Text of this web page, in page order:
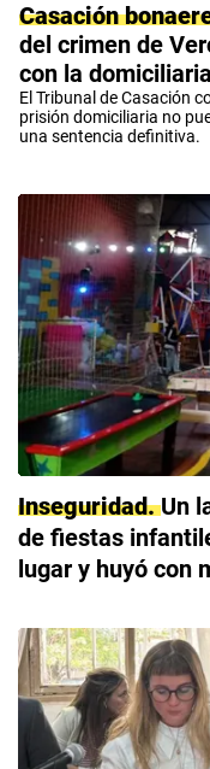
Casación
del crimen de
con la
El Tribunal de Casación
prisión domiciliaria no
una sentencia definitiva.
Inseguridad Un
de fiestas
lugar y huyó con